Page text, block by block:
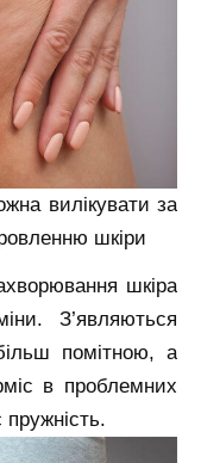
вилікувати за
шкіри
шкіра
З’являються
помітною, а
в проблемних